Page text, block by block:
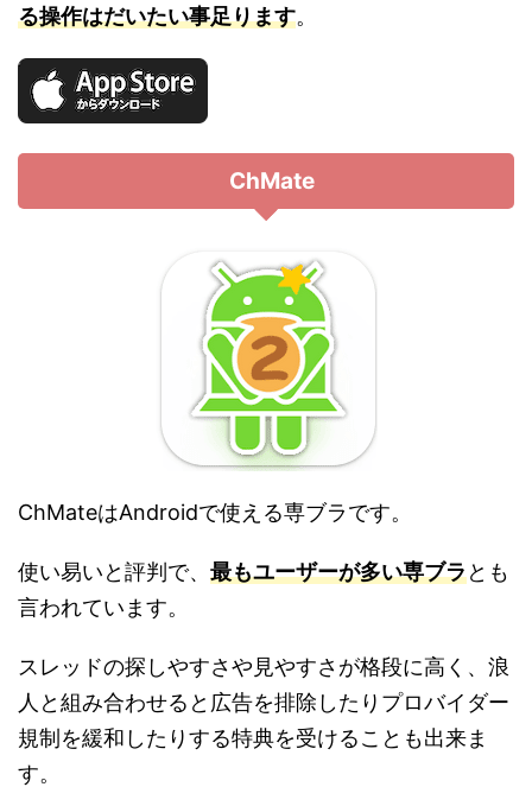
る操作はだいたい事足ります。
ChMate
ChMateはAndroidで使える専ブラです。
使い易いと評判で、 最もユーザーが多い専ブラとも
言われています。
スレッドの探しやすさや見やすさが格段に高く、浪
人と組み合わせると広告を排除したりプロバイダー
規制を緩和したりする特典を受けることも出来ま
す。